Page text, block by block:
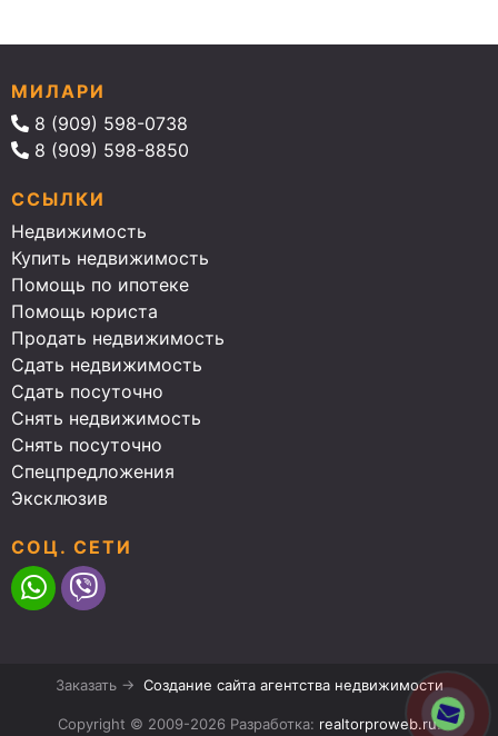
МИЛАРИ
8 (909) 598-0738
8 (909) 598-8850
ССЫЛКИ
Недвижимость
Купить недвижимость
Помощь по ипотеке
Помощь юриста
Продать недвижимость
Сдать недвижимость
Сдать посуточно
Снять недвижимость
Снять посуточно
Спецпредложения
Эксклюзив
СОЦ. СЕТИ
Заказать → Создание сайта агентства недвижимости
Copyright © 2009-2026 Разработка: realtorproweb.ru.